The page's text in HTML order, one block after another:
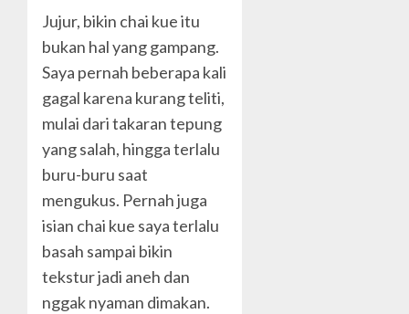
Jujur, bikin chai kue itu
bukan hal yang gampang.
Saya pernah beberapa kali
gagal karena kurang teliti,
mulai dari takaran tepung
yang salah, hingga terlalu
buru-buru saat
mengukus. Pernah juga
isian chai kue saya terlalu
basah sampai bikin
tekstur jadi aneh dan
nggak nyaman dimakan.